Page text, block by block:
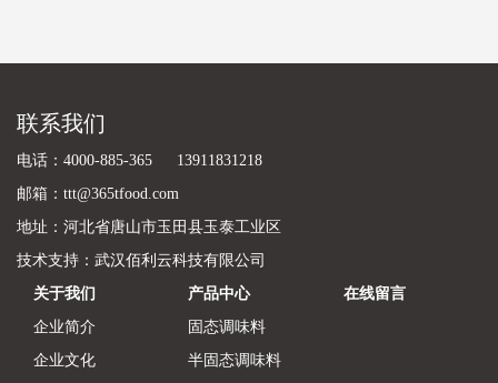
联系我们
电话：4000-885-365 13911831218
邮箱：ttt@365tfood.com
地址：河北省唐山市玉田县玉泰工业区
技术支持： 武汉佰利云科技有限公司
关于我们
企业简介
企业文化
产品中心
固态调味料
半固态调味料
在线留言